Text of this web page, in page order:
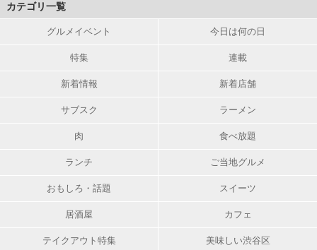
カテゴリ一覧
グルメイベント 今日は何の日
特集 連載
新着情報 新着店舗
サブスク ラーメン
肉 食べ放題
ランチ ご当地グルメ
おもしろ・話題 スイーツ
居酒屋 カフェ
テイクアウト特集 美味しい渋谷区